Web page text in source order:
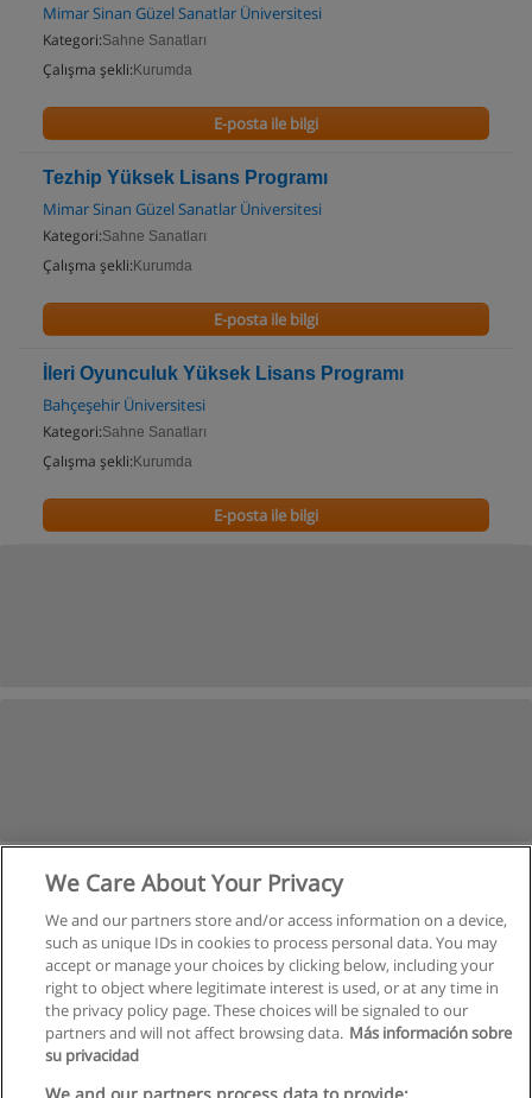
Mimar Sinan Güzel Sanatlar Üniversitesi
Kategori:Sahne Sanatları
Çalışma şekli: Kurumda
E-posta ile bilgi
Tezhip Yüksek Lisans Programı
Mimar Sinan Güzel Sanatlar Üniversitesi
Kategori:Sahne Sanatları
Çalışma şekli: Kurumda
E-posta ile bilgi
İleri Oyunculuk Yüksek Lisans Programı
Bahçeşehir Üniversitesi
Kategori:Sahne Sanatları
Çalışma şekli: Kurumda
E-posta ile bilgi
Kullanım koşulları
We Care About Your Privacy
We and our partners store and/or access information on a device,
such as unique IDs in cookies to process personal data. You may
accept or manage your choices by clicking below, including your
right to object where legitimate interest is used, or at any time in
the privacy policy page. These choices will be signaled to our
partners and will not affect browsing data. Más información sobre
su privacidad